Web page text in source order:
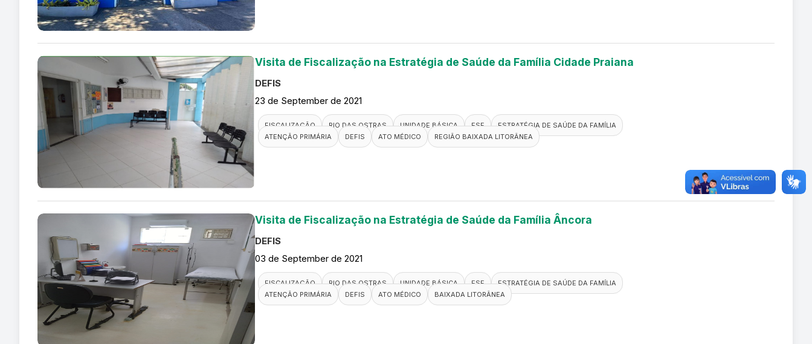
Visita de Fiscalização na Estratégia de Saúde da Família Cidade Praiana
DEFIS
23 de September de 2021
FISCALIZAÇÃO RIO DAS OSTRAS UNIDADE BÁSICA ESF
ESTRATÉGIA DE SAÚDE DA FAMÍLIA
ATENÇÃO PRIMÁRIA
DEFIS ATO MÉDICO REGIÃO BAIXADA LITORÂNEA
Visita de Fiscalização na Estratégia de Saúde da Família Âncora
DEFIS
03 de September de 2021
FISCALIZAÇÃO RIO DAS OSTRAS UNIDADE BÁSICA ESF
ESTRATÉGIA DE SAÚDE DA FAMÍLIA
ATENÇÃO PRIMÁRIA
DEFIS ATO MÉDICO BAIXADA LITORÂNEA